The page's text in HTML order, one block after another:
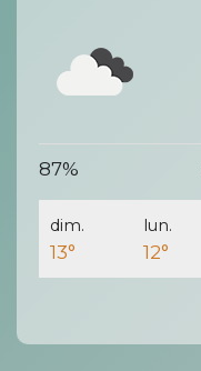
87%
dim.
13°
lun.
12°